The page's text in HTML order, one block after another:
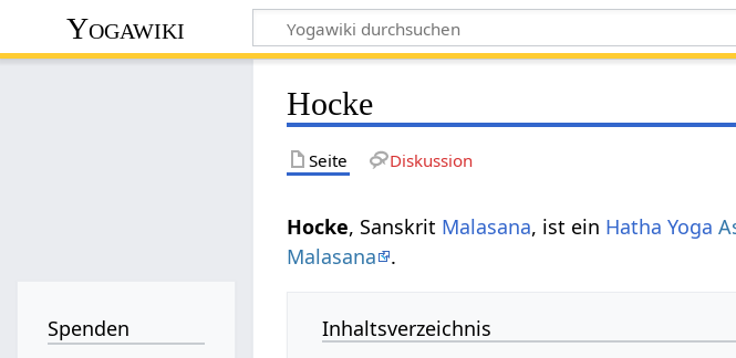
Yogawiki
Hocke
Seite Diskussion
Hocke, Sanskrit Malasana, ist ein Hatha Yoga
Malasana
.
Inhaltsverzeichnis
Spenden